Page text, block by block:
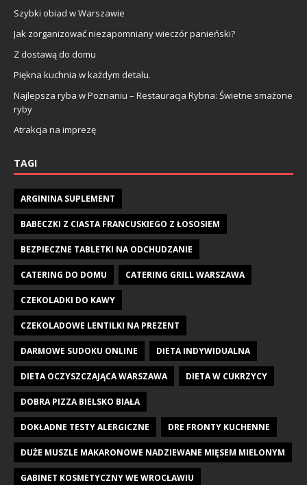
Szybki obiad w Warszawie
Jak zorganizować niezapomniany wieczór panieński?
Z dostawą do domu
Piękna kuchnia w każdym detalu.
Najlepsza ryba w Poznaniu – Restauracja Rybna: Świetne smażone
ryby
Atrakcja na imprezę
TAGI
ARGININA SUPLEMENT
BABECZKI Z CIASTA FRANCUSKIEGO Z ŁOSOSIEM
BEZPIECZNE TABLETKI NA ODCHUDZANIE
CATERING DO DOMU CATERING GRILL WARSZAWA
CZEKOLADKI DO KAWY
CZEKOLADOWE LENTILKI NA PREZENT
DARMOWE SUDOKU ONLINE DIETA INDYWIDUALNA
DIETA OCZYSZCZAJĄCA WARSZAWA DIETA W CUKRZYCY
DOBRA PIZZA BIELSKO BIAŁA
DOKŁADNE TESTY ALERGICZNE DRE FRONTY KUCHENNE
DUŻE MUSZLE MAKARONOWE NADZIEWANE MIĘSEM MIELONYM
GABINET KOSMETYCZNY WE WROCŁAWIU